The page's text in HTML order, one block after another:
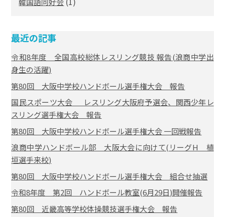
最近の記事
令和8年度 全国高校総体レスリング競技 報告(浪商中学出
身生の活躍)
第80回 大阪中学校ハンドボール選手権大会 報告
国民スポーツ大会 レスリング大阪府予選会、関西少年レ
スリング選手権大会 報告
第80回 大阪中学校ハンドボール選手権大会 一回戦報告
浪商中学ハンドボール部 大阪大会に向けて(リーグH 植
垣選手来校)
第80回 大阪中学校ハンドボール選手権大会 組合せ抽選
令和8年度 第2回 ハンドボール教室(6月29日)開催報告
第80回 近畿高等学校体操競技選手権大会 報告